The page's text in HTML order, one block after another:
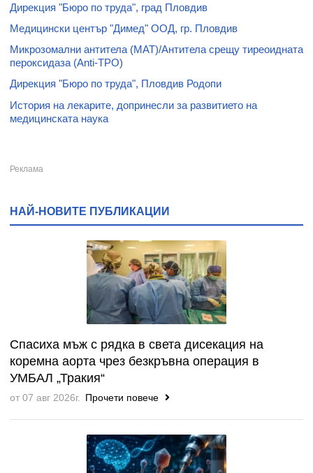
Дирекция "Бюро по труда", град Пловдив
Медицински център "Димед" ООД, гр. Пловдив
Микрозомални антитела (МАТ)/Антитела срещу тиреоидната
пероксидаза (Anti-TPO)
Дирекция "Бюро по труда", Пловдив Родопи
История на лекарите, допринесли за развитието на
медицинската наука
НАЙ-НОВИТЕ ПУБЛИКАЦИИ
Спасиха мъж с рядка в света дисекация на
коремна аорта чрез безкръвна операция в
УМБАЛ „Тракия“
от 07 авг 2026г. Прочети повече